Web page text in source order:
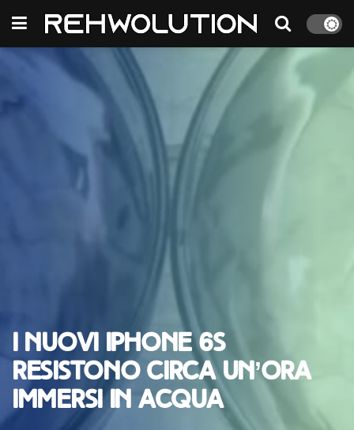
I nuovi iPhone 6S
resistono circa un’ora
immersi in acqua